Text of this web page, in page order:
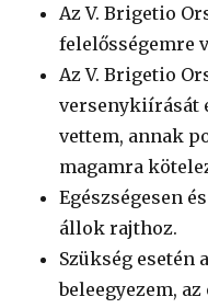
Az V. Brigetio
felelősségemre
Az V. Brigetio
versenykiírását
vettem, annak
magamra
Egészségesen
állok rajthoz.
Szükség esetén
beleegyezem,